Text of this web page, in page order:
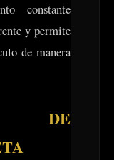
constante
y permite
de manera
DE